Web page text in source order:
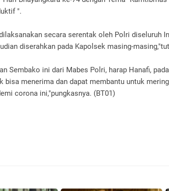
".
secara serentak oleh Polri diseluruh
diserahkan pada Kapolsek masing-
Sembako ini dari Mabes Polri, harap Hanafi,
bisa menerima dan dapat membantu untuk
corona ini,"pungkasnya. (BT01)